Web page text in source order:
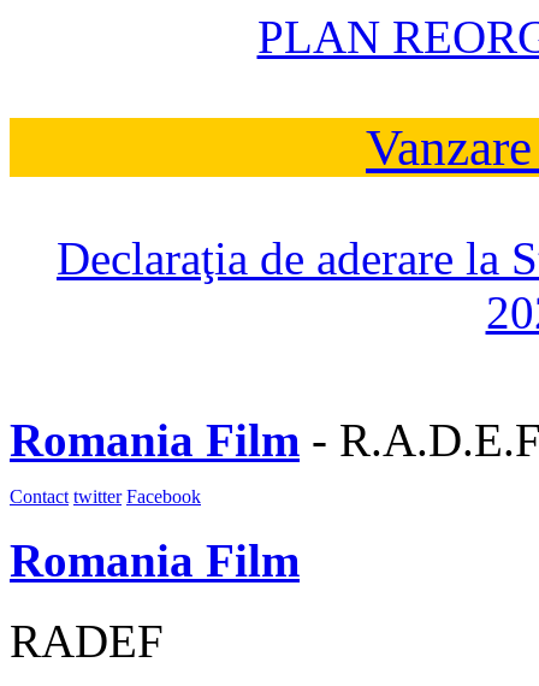
PLAN
Declaraţia de aderare la
Romania Film -
Contact twitter Facebook
Romania Film
RADEF